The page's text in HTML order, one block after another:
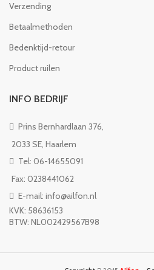
Verzending
Betaalmethoden
Bedenktijd-retour
Product ruilen
INFO BEDRIJF
Prins Bernhardlaan 376,
2033 SE, Haarlem
Tel: 06-14655091
Fax: 0238441062
E-mail: info@ailfon.nl
KVK: 58636153
BTW: NL002429567B98